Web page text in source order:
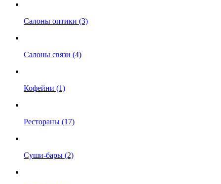
Салоны оптики (3)
Салоны связи (4)
Кофейни (1)
Рестораны (17)
Суши-бары (2)